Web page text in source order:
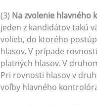
(3) Na zvolenie hlavného
jeden z kandidátov takú
volieb, do ktorého
hlasov. V prípade
platných hlasov. V
Pri rovnosti hlasov v
voľby hlavného